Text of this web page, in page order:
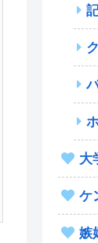
大
ケ
嫉